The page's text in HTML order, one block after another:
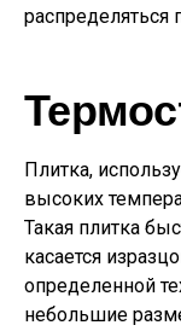
распределяться
Плитка,
высоких
Такая плитка
касается
определенной
небольшие